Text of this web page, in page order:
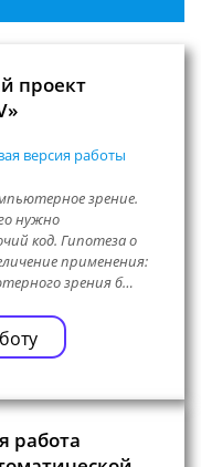
проект
версия работы
зрение.
нужно
код. Гипотеза о
применения:
зрения б…
работа